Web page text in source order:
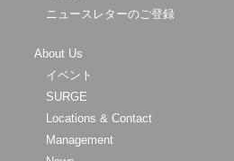
ニュースレターのご登録
About Us
イベント
SURGE
Locations & Contact
Management